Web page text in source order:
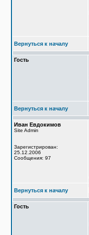
Вернуться к началу
Гость
Вернуться к началу
Иван Евдокимов
Site Admin
Зарегистрирован:
25.12.2006
Сообщения: 97
Вернуться к началу
Гость